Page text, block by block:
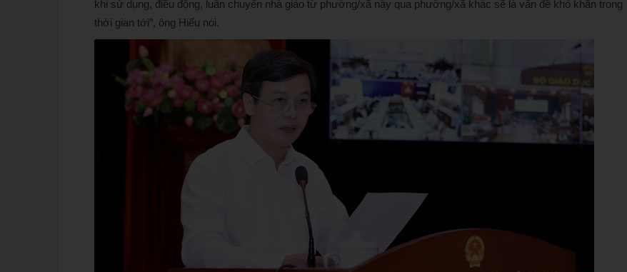
khi sử dụng, điều động, luân chuyển nhà giáo từ phường/xã này qua phường/xã khác sẽ là vấn đề khó khăn trong
thời gian tới”, ông Hiếu nói.